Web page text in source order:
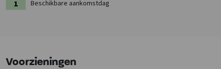
Beschikbare aankomstdag
Voorzieningen